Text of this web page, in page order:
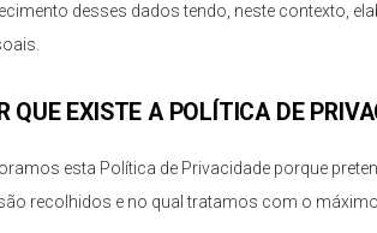
desses dados tendo, neste contexto,
QUE EXISTE A POLÍTICA DE
esta Política de Privacidade porque
recolhidos e no qual tratamos com o